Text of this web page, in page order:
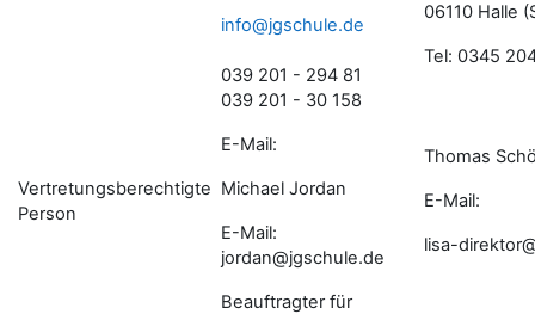
info@jgschule.de
039 201 - 294 81
039 201 - 30 158
06110 Halle
Tel: 0345
Vertretungsberechtigte
Person
E-Mail:
Michael Jordan
E-Mail:
jordan@jgschule.de
Thomas
E-Mail:
lisa-
Beauftragter für